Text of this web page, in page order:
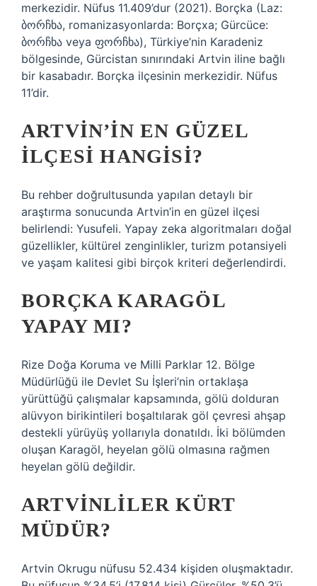
merkezidir. Nüfus 11.409’dur (2021). Borçka (Laz:
ბორჩხა, romanizasyonlarda: Borçxa; Gürcüce:
ბორჩხა veya ფორჩხა), Türkiye’nin Karadeniz
bölgesinde, Gürcistan sınırındaki Artvin iline bağlı
bir kasabadır. Borçka ilçesinin merkezidir. Nüfus
11’dir.
ARTVIN’IN EN GÜZEL
ILÇESI HANGISI?
Bu rehber doğrultusunda yapılan detaylı bir
araştırma sonucunda Artvin’in en güzel ilçesi
belirlendi: Yusufeli. Yapay zeka algoritmaları doğal
güzellikler, kültürel zenginlikler, turizm potansiyeli
ve yaşam kalitesi gibi birçok kriteri değerlendirdi.
BORÇKA KARAGÖL
YAPAY MI?
Rize Doğa Koruma ve Milli Parklar 12. Bölge
Müdürlüğü ile Devlet Su İşleri’nin ortaklaşa
yürüttüğü çalışmalar kapsamında, gölü dolduran
alüvyon birikintileri boşaltılarak göl çevresi ahşap
destekli yürüyüş yollarıyla donatıldı. İki bölümden
oluşan Karagöl, heyelan gölü olmasına rağmen
heyelan gölü değildir.
ARTVINLILER KÜRT
MÜDÜR?
Artvin Okrugu nüfusu 52.434 kişiden oluşmaktadır.